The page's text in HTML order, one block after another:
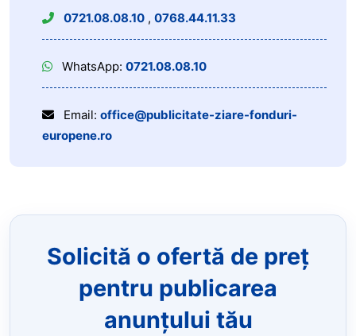
0721.08.08.10 , 0768.44.11.33
WhatsApp: 0721.08.08.10
Email: office@publicitate-ziare-fonduri-
europene.ro
Solicită o ofertă de preț
pentru publicarea
anunțului tău